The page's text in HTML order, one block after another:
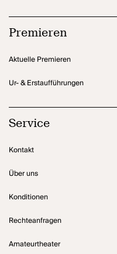
Premieren
Aktuelle Premieren
Ur- & Erstaufführungen
Service
Kontakt
Über uns
Konditionen
Rechteanfragen
Amateurtheater